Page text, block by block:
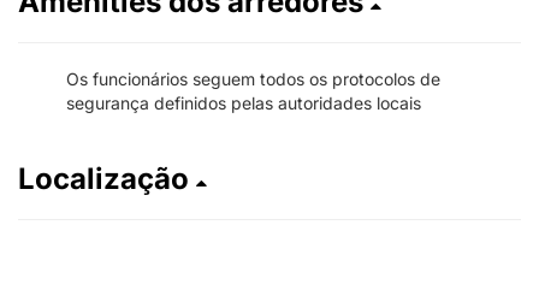
Os funcionários seguem todos os protocolos de
segurança definidos pelas autoridades locais
Localização